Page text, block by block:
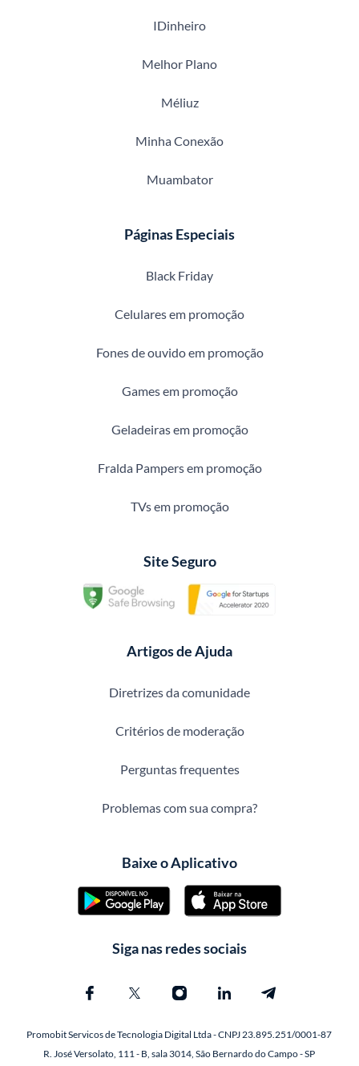
IDinheiro
Melhor Plano
Méliuz
Minha Conexão
Muambator
Páginas Especiais
Black Friday
Celulares em promoção
Fones de ouvido em promoção
Games em promoção
Geladeiras em promoção
Fralda Pampers em promoção
TVs em promoção
Site Seguro
Artigos de Ajuda
Diretrizes da comunidade
Critérios de moderação
Perguntas frequentes
Problemas com sua compra?
Baixe o Aplicativo
Siga nas redes sociais
Promobit Servicos de Tecnologia Digital Ltda - CNPJ 23.895.251/0001-87
R. José Versolato, 111 - B, sala 3014, São Bernardo do Campo - SP